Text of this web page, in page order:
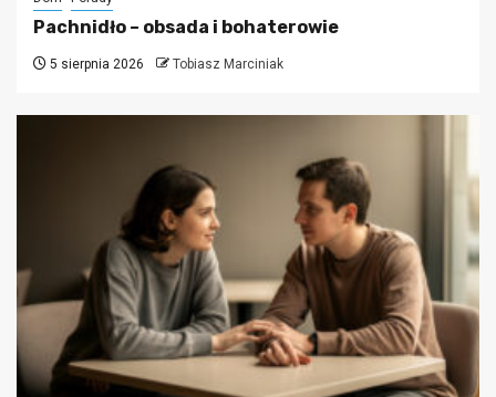
Pachnidło – obsada i bohaterowie
5 sierpnia 2026 Tobiasz Marciniak